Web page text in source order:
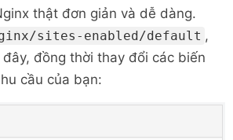
thật đơn giản và dễ dàng.
sites-enabled/default ,
đồng thời thay đổi các biến
cầu của bạn: